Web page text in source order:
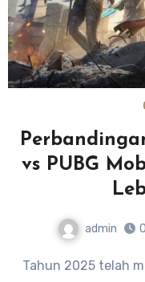
vs PUBG
admin
Tahun 2025 telah menjadi waktu yang menarik bagi